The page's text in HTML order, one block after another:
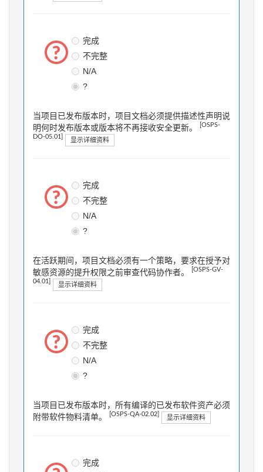
完成
不完整
N/A
?
当项目已发布版本时，项目文档必须提供描述性声明说
明何时发布版本或版本将不再接收安全更新。
[OSPS-
DO-05.01] 显示详细资料
完成
不完整
N/A
?
在活跃期间，项目文档必须有一个策略，要求在授予对
敏感资源的提升权限之前审查代码协作者。
[OSPS-GV-
04.01] 显示详细资料
完成
不完整
N/A
?
当项目已发布版本时，所有编译的已发布软件资产必须
附带软件物料清单。
[OSPS-QA-02.02] 显示详细资料
完成